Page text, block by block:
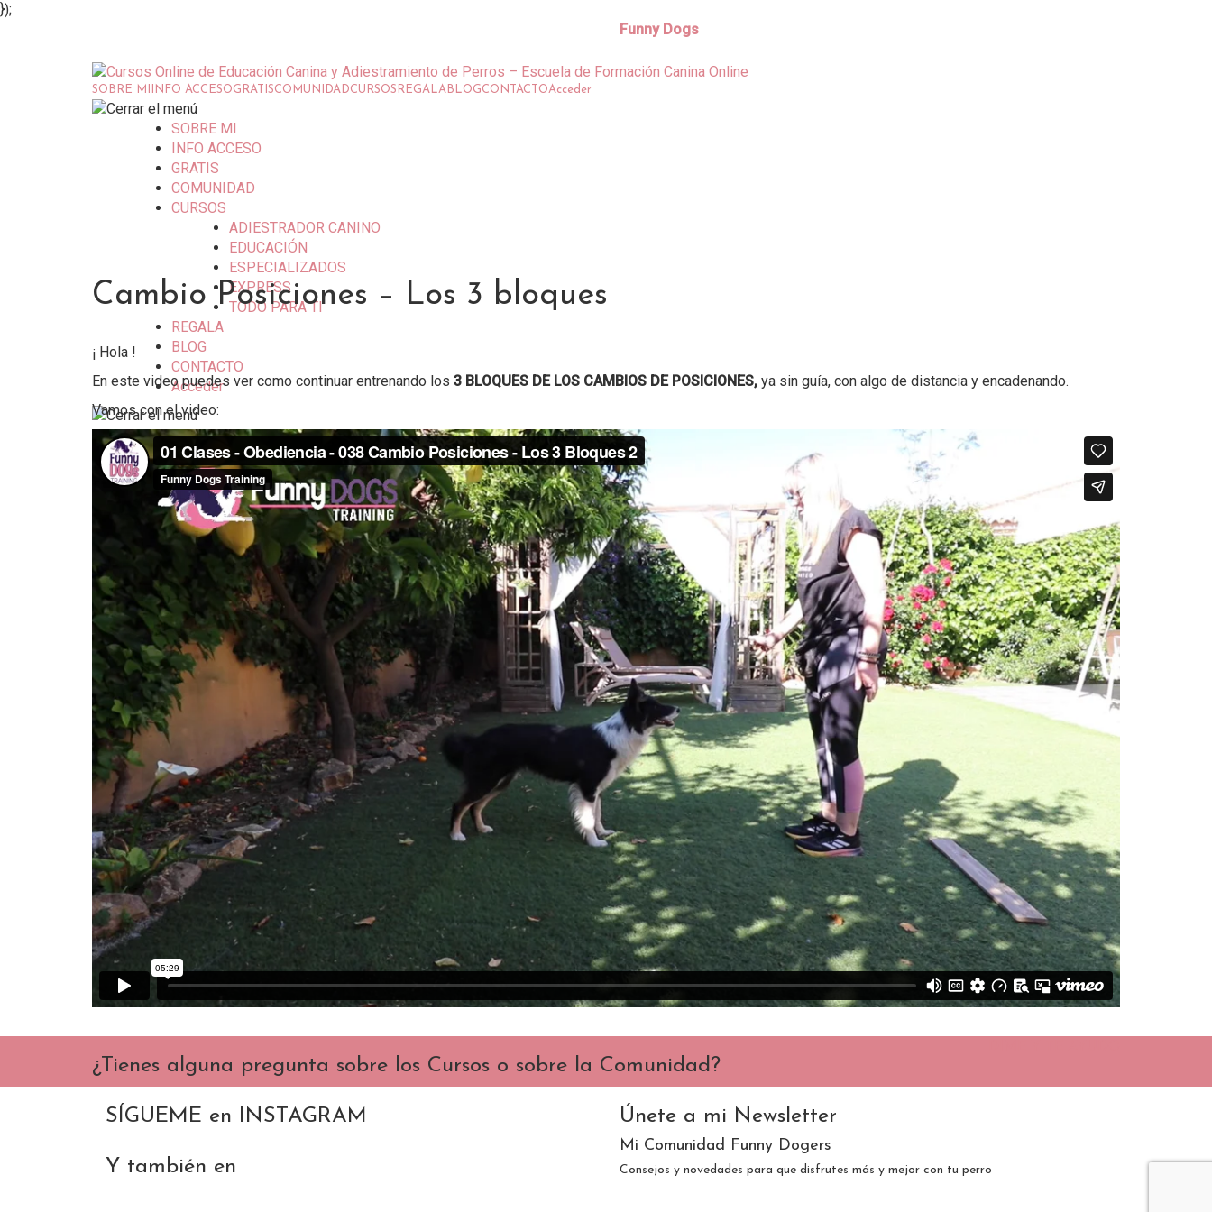
});
Funny Dogs
SOBRE MI INFO ACCESOGRATISCOMUNIDADCURSOS REGALA BLOGCONTACTOAcceder
SOBRE MI
INFO ACCESO
GRATIS
COMUNIDAD
CURSOS
ADIESTRADOR CANINO
EDUCACIÓN
ESPECIALIZADOS
EXPRESS
TODO PARA TI
REGALA
BLOG
CONTACTO
Acceder
Mi Carrito
Subtotal: 0,00€
Ver el carritoFinalizar la compra
Cambio Posiciones – Los 3 bloques
¡ Hola !
En este video puedes ver como continuar entrenando los 3 BLOQUES DE LOS CAMBIOS DE POSICIONES, ya sin guía, con algo de distancia y encadenando.
Vamos con el video:
¿Tienes alguna pregunta sobre los Cursos o sobre la Comunidad?
SÍGUEME en INSTAGRAM
Y también en
Únete a mi Newsletter
Mi Comunidad Funny Dogers
Consejos y novedades para que disfrutes más y mejor con tu perro